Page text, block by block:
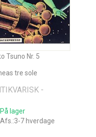
Tsuno Nr. 5
tre sole
-
På lager
Afs.:3-7 hverdage